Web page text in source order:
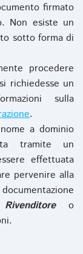
firmato
Non esiste un
sotto forma di
procedere
richiedesse un
sulla
.
a dominio
tramite un
effettuata
pervenire alla
Rivenditoreo